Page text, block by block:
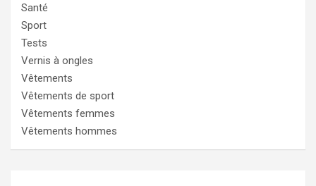
Santé
Sport
Tests
Vernis à ongles
Vêtements
Vêtements de sport
Vêtements femmes
Vêtements hommes